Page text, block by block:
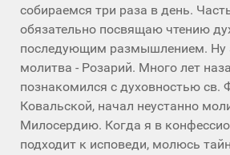
собираемся три раза в день.
обязательно посвящаю чтению
последующим размышлением. Ну
молитва - Розарий. Много лет
познакомился с духовностью св.
Ковальской, начал неустанно
Милосердию. Когда я в
подходит к исповеди, молюсь